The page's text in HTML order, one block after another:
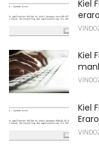
Kiel
Kiel
Kiel